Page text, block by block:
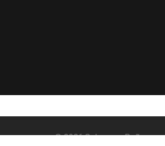
© 2026 Salvemos